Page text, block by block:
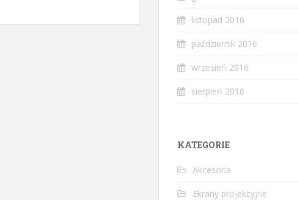
listopad 2016
październik 2016
wrzesień 2016
sierpień 2016
KATEGORIE
Akcesoria
Ekrany projekcyjne